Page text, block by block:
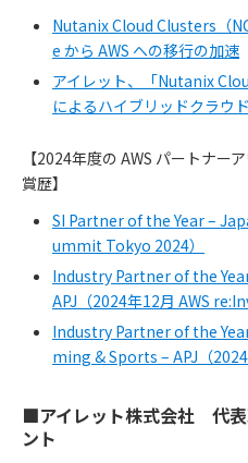
Nutanix Cloud Clusters（
e から AWS への移行の加速
アイレット、「Nutanix
によるハイブリッドクラウ
【2024年度の AWS パートナー
賞歴】
SI Partner of the Year –
ummit Tokyo 2024）
Industry Partner of the
APJ（2024年12月 AWS
Industry Partner of the
ming & Sports – APJ（
■アイレット株式会社 代表
ント